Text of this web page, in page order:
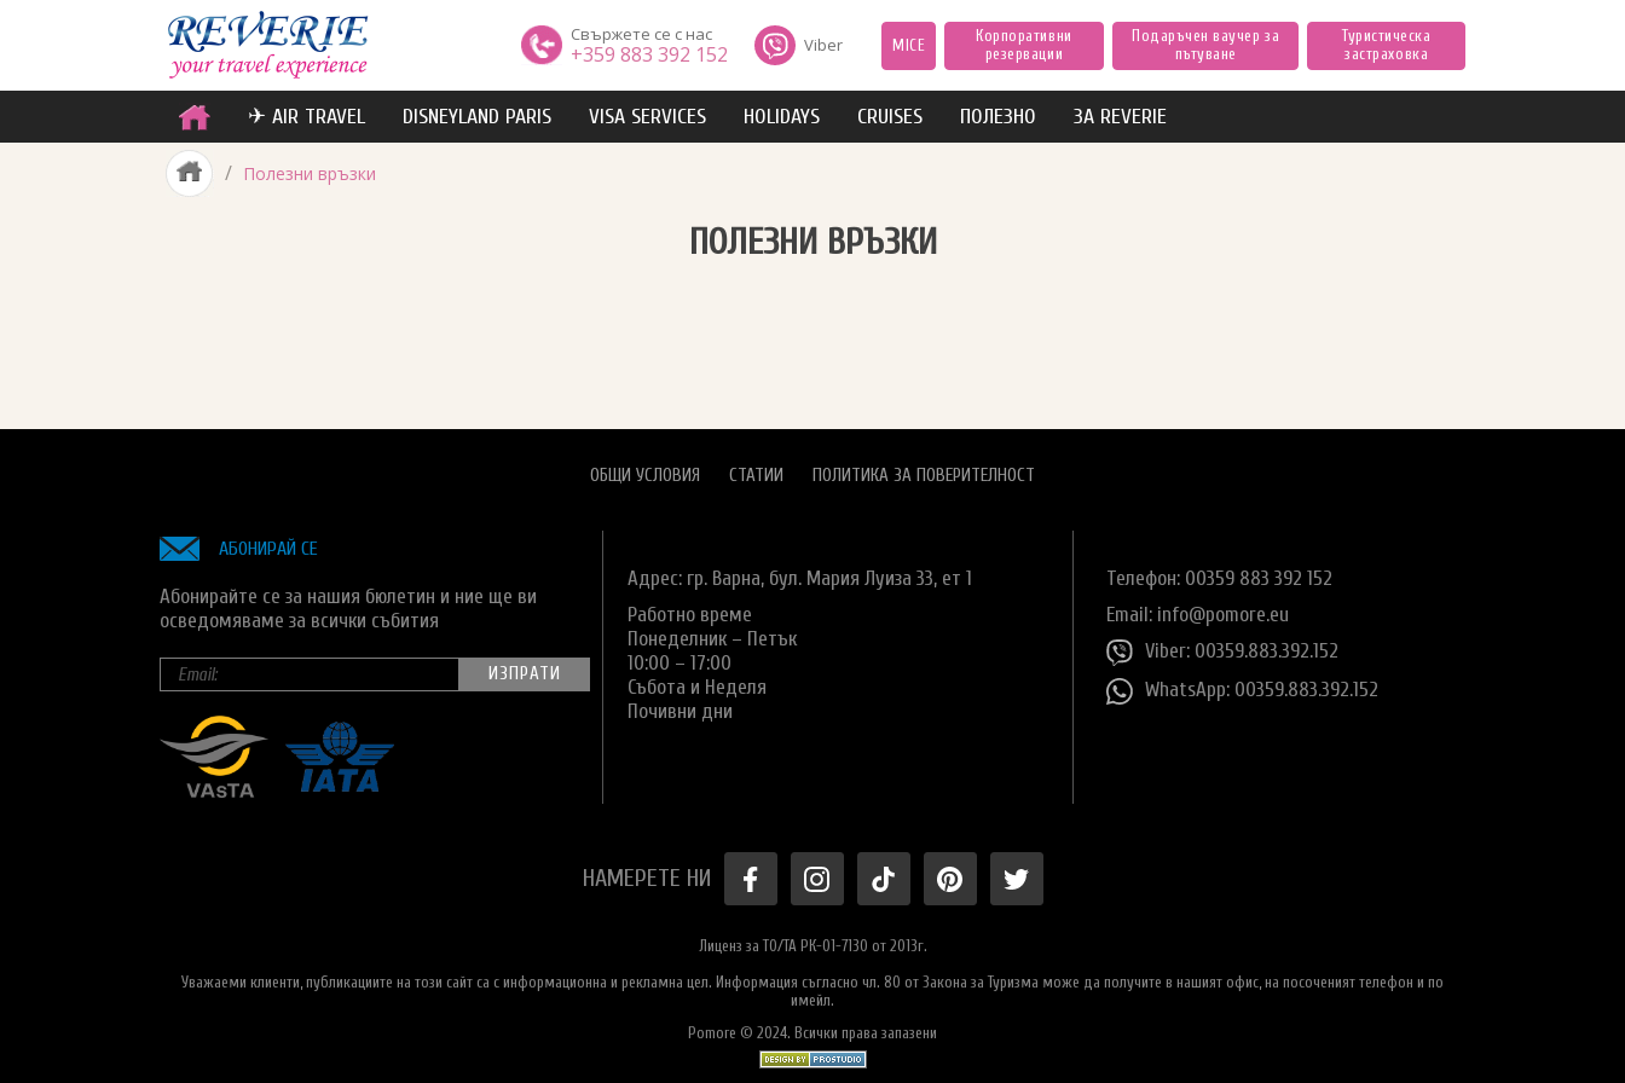
Свържете се с нас
+359 883 392 152 Viber MICE
Корпоративни
резервации
Подаръчен ваучер за
пътуване
Туристическа
застраховка
✈ AIR TRAVEL DISNEYLAND PARIS VISA SERVICES HOLIDAYS CRUISES ПОЛЕЗНО ЗА REVERIE
/ Полезни връзки
ПОЛЕЗНИ ВРЪЗКИ
ОБЩИ УСЛОВИЯ СТАТИИ ПОЛИТИКА ЗА ПОВЕРИТЕЛНОСТ
АБОНИРАЙ СЕ
Абонирайте се за нашия бюлетин и ние ще ви
осведомяваме за всички събития
Адрес: гр. Варна, бул. Мария Луиза 33, ет 1
Работно време
Понеделник – Петък
10:00 – 17:00
Събота и Неделя
Почивни дни
Телефон: 00359 883 392 152
Email: info@pomore.eu
Viber: 00359.883.392.152
WhatsApp: 00359.883.392.152
НАМЕРЕТЕ НИ
Лиценз за ТО/ТА РК-01-7130 от 2013г.
Уважаеми клиенти, публикациите на този сайт са с информационна и рекламна цел. Информация съгласно чл. 80 от Закона за Туризма може да получите в нашият офис, на посоченият телефон и по
имейл.
Pomore © 2024. Всички права запазени